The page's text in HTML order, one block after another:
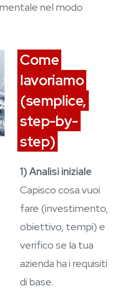
nel modo
Come
lavoriamo
(semplice,
step-by-
step)
1) Analisi iniziale
Capisco cosa vuoi
fare (investimento,
obiettivo, tempi) e
verifico se la tua
azienda ha i requisiti
di base.